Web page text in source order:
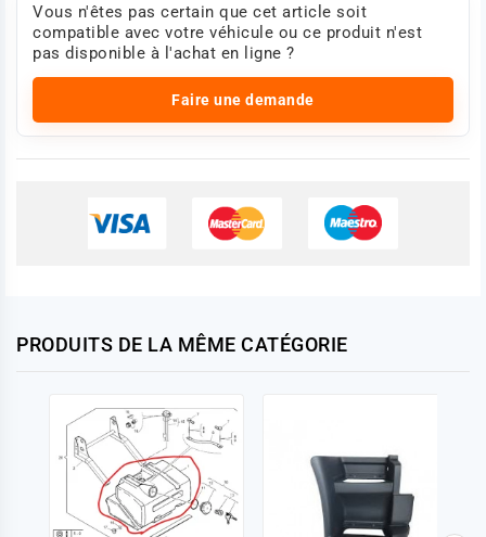
Vous n'êtes pas certain que cet article soit
compatible avec votre véhicule ou ce produit n'est
pas disponible à l'achat en ligne ?
Faire une demande
PRODUITS DE LA MÊME CATÉGORIE